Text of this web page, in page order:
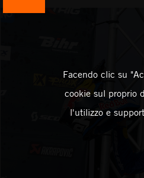
Facendo clic su
cookie sul proprio
l'utilizzo e